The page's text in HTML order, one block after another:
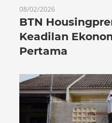
08/02/2026
BTN
Keadilan
Pertama